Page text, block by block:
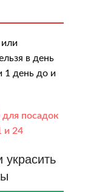
в день
1 день до и
посадок
и 24
украсить